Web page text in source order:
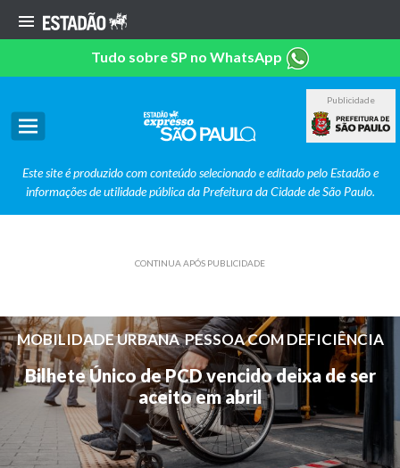
Tudo sobre SP no WhatsApp
Publicidade
Este site é produzido com conteúdo selecionado e editado pelo Estadão e
informações de utilidade pública da Prefeitura da Cidade de São Paulo.
CONTINUA APÓS PUBLICIDADE
MOBILIDADE URBANA,PESSOA COM DEFICIÊNCIA
Bilhete Único de PCD vencido deixa de ser
aceito em abril